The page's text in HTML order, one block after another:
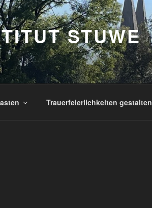
STUWE
Trauerfeierlichkeiten gestalten